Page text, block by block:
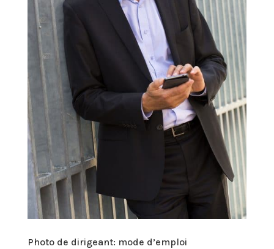
Photo de dirigeant: mode d’emploi